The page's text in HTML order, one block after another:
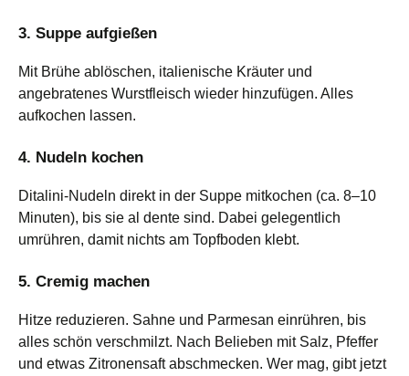
3. Suppe aufgießen
Mit Brühe ablöschen, italienische Kräuter und
angebratenes Wurstfleisch wieder hinzufügen. Alles
aufkochen lassen.
4. Nudeln kochen
Ditalini-Nudeln direkt in der Suppe mitkochen (ca. 8–10
Minuten), bis sie al dente sind. Dabei gelegentlich
umrühren, damit nichts am Topfboden klebt.
5. Cremig machen
Hitze reduzieren. Sahne und Parmesan einrühren, bis
alles schön verschmilzt. Nach Belieben mit Salz, Pfeffer
und etwas Zitronensaft abschmecken. Wer mag, gibt jetzt